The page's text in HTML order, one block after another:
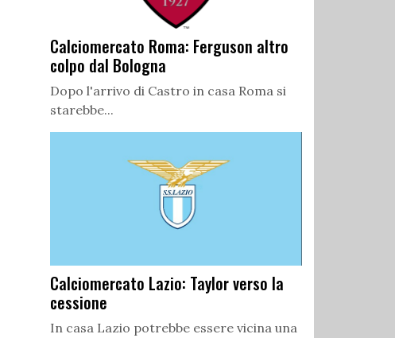
Calciomercato Roma: Ferguson altro
colpo dal Bologna
Dopo l'arrivo di Castro in casa Roma si
starebbe...
Calciomercato Lazio: Taylor verso la
cessione
In casa Lazio potrebbe essere vicina una